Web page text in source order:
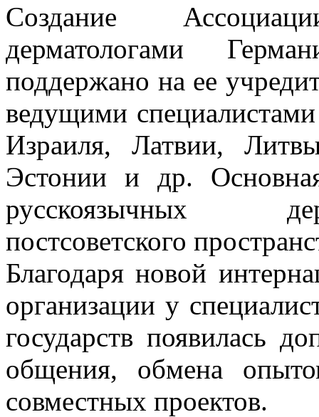
Создание
дерматологами
поддержано на ее
ведущими
Израиля, Латвии,
Эстонии и др.
русскоязычных
постсоветского
Благодаря новой
организации у
государств появилась
общения, обмена
совместных проектов.